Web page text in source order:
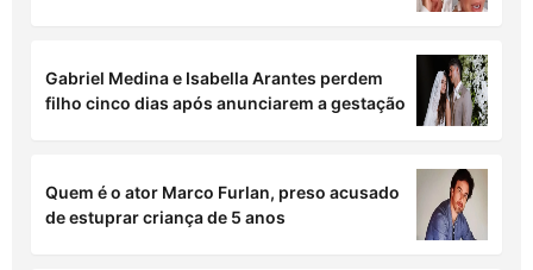
Gabriel Medina e Isabella Arantes perdem
filho cinco dias após anunciarem a gestação
Quem é o ator Marco Furlan, preso acusado
de estuprar criança de 5 anos